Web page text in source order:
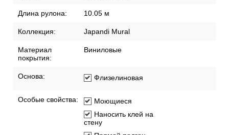
Длина рулона: 10.05 м
Коллекция: Japandi Mural
Материал
покрытия:
Виниловые
Основа: Флизелиновая
Особые свойства:
Моющиеся
Наносить клей на
стену